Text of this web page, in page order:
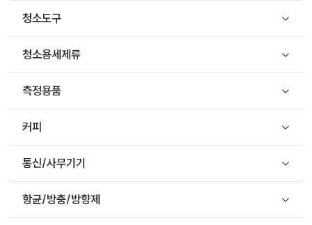
청소도구
청소용세제류
측정용품
커피
통신/사무기기
항균/방충/방향제